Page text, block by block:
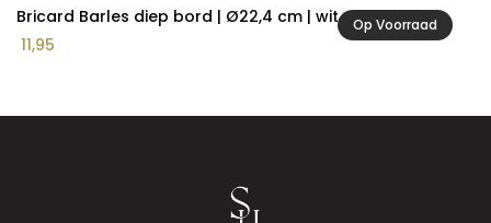
Op Voorraad
Bricard Barles diep bord | Ø22,4 cm | wit
11,95